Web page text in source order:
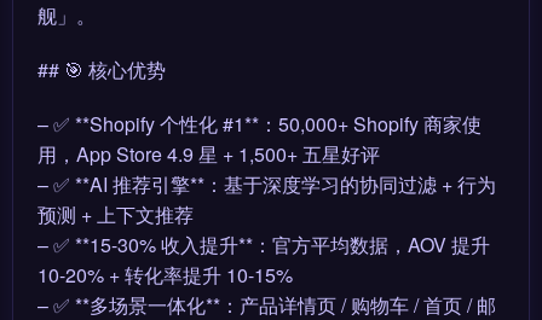
舰」。
## 🎯 核心优势
– ✅ **Shopify 个性化 #1**：50,000+ Shopify 商家使
用，App Store 4.9 星 + 1,500+ 五星好评
– ✅ **AI 推荐引擎**：基于深度学习的协同过滤 + 行为
预测 + 上下文推荐
– ✅ **15-30% 收入提升**：官方平均数据，AOV 提升
10-20% + 转化率提升 10-15%
– ✅ **多场景一体化**：产品详情页 / 购物车 / 首页 / 邮